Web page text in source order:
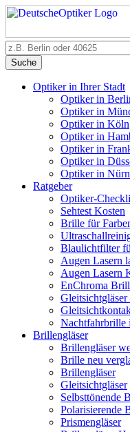
Suche
Optiker in Ihrer Stadt
Optiker in
Optiker in
Optiker in Köln
Optiker in
Optiker in
Optiker in
Optiker in
Ratgeber
Optiker-
Sehtest Kosten
Brille für
Blaulichtfilter
Augen Lasern
Augen Lasern
EnChroma
Gleitsichtgläser
Nachtfahrbrille
Brillengläser
Brillengläser
Brille neu
Brillengläser
Gleitsichtgläser
Selbsttönende
Polarisierende
Prismengläser